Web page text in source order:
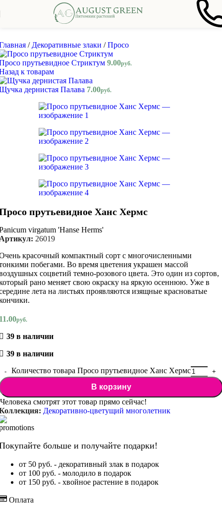
Skip to navigation Skip to main content
/ Декоративные злаки / Просо
прутьевидное Стриктум 9.00руб.
к товарам
дернистая Палава 7.00руб.
прутьевидное Ханс Хермс
virgatum 'Hanse Herms'
26019
красочный компактный сорт с многочисленными
побегами. Во время цветения украшен массой
соцветий темно-розового цвета. Это один из сортов,
рано меняет свою окраску на яркую осеннюю. Уже в
лета на листьях проявляются изящные красноватые
руб.
39 в наличии
39 в наличии
Количество товара Просо прутьевидное Ханс Хермс
В корзину
Человека смотрят этот товар прямо сейчас!
Декоративно-цветущий многолетник
больше и получайте подарки!
от 50 руб. - декоративный злак в подарок
от 100 руб. - молодило в подарок
от 150 руб. - хвойное растение в подарок
Оплата